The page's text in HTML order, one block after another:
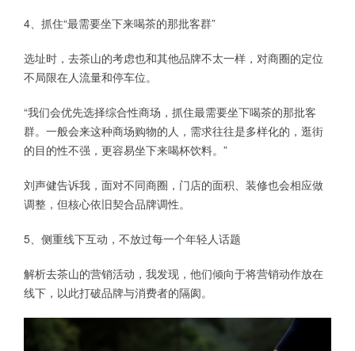
4、抓住“最需要坐下来喝茶的那批客群”
选址时，去茶山的考虑也和其他品牌不太一样，对商圈的定位
不局限在人流量和停车位。
“我们会优先选择综合性商场，抓住最需要坐下喝茶的那批客
群。一般会来这种商场购物的人，需求往往是多样化的，逛街
的目的性不强，更容易坐下来喝杯饮料。”
刘声健告诉我，面对不同商圈，门店的面积、装修也会相应做
调整，但核心依旧契合品牌调性。
5、侧重线下互动，不放过每一个年轻人话题
解析去茶山的营销活动，我发现，他们倾向于将营销动作放在
线下，以此打破品牌与消费者的隔阂。